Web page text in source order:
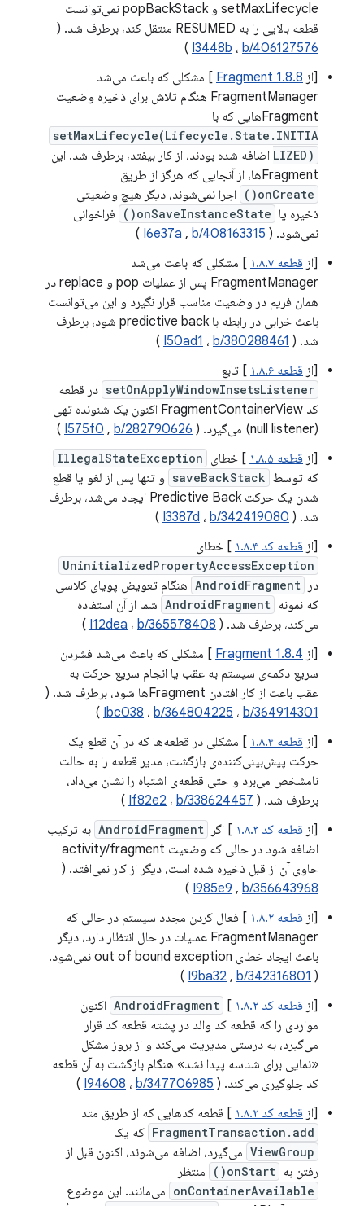
setMaxLifecycle و popBackStack نمی‌توانست
قطعه بالایی را به RESUMED منتقل کند، برطرف شد. (
I3448b ، b/406127576
)
[از Fragment 1.8.8 ] مشکلی که باعث می‌شد
FragmentManager هنگام تلاش برای ذخیره وضعیت
Fragmentهایی که با
setMaxLifecycle(Lifecycle.State.INITIA
LIZED) اضافه شده بودند، از کار بیفتد، برطرف شد. این
Fragmentها، از آنجایی که هرگز از طریق
onCreate()
اجرا نمی‌شوند، دیگر هیچ وضعیتی
ذخیره یا onSaveInstanceState()
فراخوانی
نمی‌شود. (
I6e37a , b/408163315
)
[از قطعه ۱.۸.۷
] مشکلی که باعث می‌شد
FragmentManager پس از عملیات pop و replace در
همان فریم در وضعیت مناسب قرار نگیرد و این می‌توانست
باعث خرابی در رابطه با predictive back شود، برطرف
شد. (
I50ad1 ، b/380288461
)
[از قطعه ۱.۸.۶ ] تابع
setOnApplyWindowInsetsListener در قطعه
کد FragmentContainerView اکنون یک شنونده تهی
(null listener) می‌گیرد. (
I575f0 , b/282790626
)
[از قطعه ۱.۸.۵ ] خطای IllegalStateException
که توسط saveBackStack و تنها پس از لغو یا قطع
شدن یک حرکت Predictive Back ایجاد می‌شد، برطرف
شد. (
I3387d ، b/342419080
)
[از قطعه کد ۱.۸.۴ ] خطای
UninitializedPropertyAccessException
در AndroidFragment هنگام تعویض پویای کلاسی
که نمونه AndroidFragment شما از آن استفاده
می‌کند، برطرف شد. (
I12dea ، b/365578408
)
[از Fragment 1.8.4 ] مشکلی که باعث می‌شد فشردن
سریع دکمه‌ی سیستم به عقب یا انجام سریع حرکت به
عقب باعث از کار افتادن Fragmentها شود، برطرف شد. (
Ibc038 ، b/364804225 ، b/364914301
)
[از قطعه ۱.۸.۴
] مشکلی در قطعه‌ها که در آن قطع یک
حرکت پیش‌بینی‌کننده‌ی بازگشت، مدیر قطعه را به حالت
نامشخص می‌برد و حتی قطعه‌ی اشتباه را نشان می‌داد،
برطرف شد. (
If82e2 ، b/338624457
)
[از قطعه کد ۱.۸.۳ ] اگر AndroidFragment به ترکیب
اضافه شود در حالی که وضعیت activity/fragment
حاوی آن از قبل ذخیره شده است، دیگر از کار نمی‌افتد. (
I985e9 , b/356643968
)
[از قطعه ۱.۸.۲
] فعال کردن مجدد سیستم در حالی که
FragmentManager عملیات در حال انتظار دارد، دیگر
باعث ایجاد خطای out of bound exception نمی‌شود.
(
I9ba32 , b/342316801
)
[از قطعه کد ۱.۸.۲ ]
AndroidFragment اکنون
مواردی را که قطعه کد والد در پشته قطعه کد قرار
می‌گیرد، به درستی مدیریت می‌کند و از بروز مشکل
«نمایی برای شناسه پیدا نشد» هنگام بازگشت به آن قطعه
کد جلوگیری می‌کند. (
I94608 ، b/347706985
)
[از قطعه کد ۱.۸.۲ ] قطعه کدهایی که از طریق متد
FragmentTransaction.add که یک
ViewGroup می‌گیرد، اضافه می‌شوند، اکنون قبل از
رفتن به onStart() منتظر
onContainerAvailable می‌مانند. این موضوع